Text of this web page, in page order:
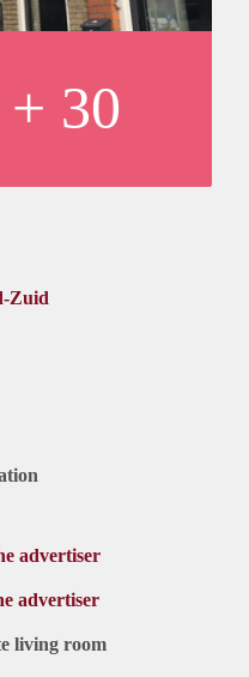
+ 30
Zuid
advertiser
advertiser
living room